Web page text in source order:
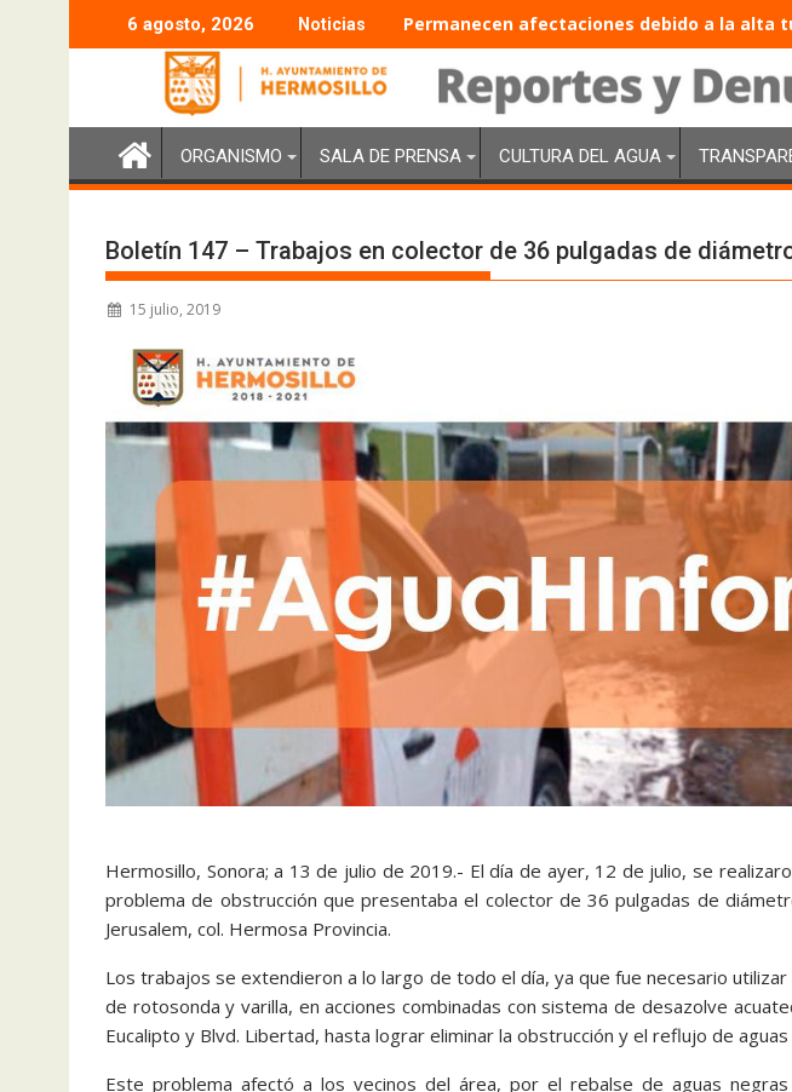
6 agosto, 2026 Noticias Permanecen afectaciones debido a la alta
ORGANISMO SALA DE PRENSA CULTURA DEL AGUA
Boletín 147 – Trabajos en colector de 36 pulgadas de
15 julio, 2019
Hermosillo, Sonora; a 13 de julio de 2019.- El día de ayer, 12 de julio, se
problema de obstrucción que presentaba el colector de 36 pulgadas de
Jerusalem, col. Hermosa Provincia.
Los trabajos se extendieron a lo largo de todo el día, ya que fue necesario
de rotosonda y varilla, en acciones combinadas con sistema de desazolve
Eucalipto y Blvd. Libertad, hasta lograr eliminar la obstrucción y el reflujo de aguas
Este problema afectó a los vecinos del área, por el rebalse de aguas